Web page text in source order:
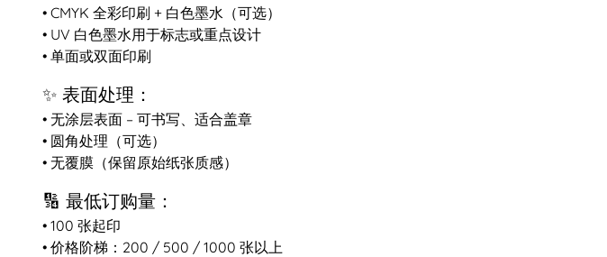
• CMYK 全彩印刷 + 白色墨水（可选）
• UV 白色墨水用于标志或重点设计
• 单面或双面印刷
✨ 表面处理：
• 无涂层表面 – 可书写、适合盖章
• 圆角处理（可选）
• 无覆膜（保留原始纸张质感）
🔢 最低订购量：
• 100 张起印
• 价格阶梯：200 / 500 / 1000 张以上